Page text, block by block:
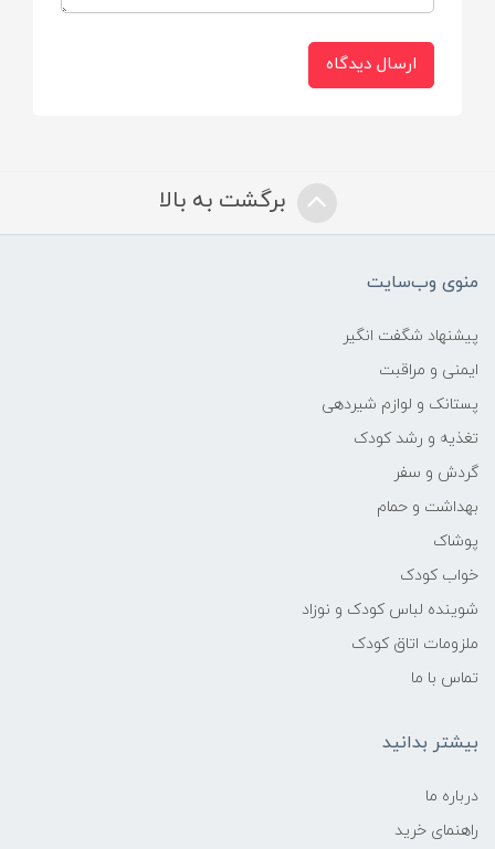
ارسال دیدگاه
برگشت به بالا
منوی وب‌سایت
پیشنهاد شگفت انگیر
ایمنی و مراقبت
پستانک و لوازم شیردهی
تغذیه و رشد کودک
گردش و سفر
بهداشت و حمام
پوشاک
خواب کودک
شوینده لباس کودک و نوزاد
ملزومات اتاق کودک
تماس با ما
بیشتر بدانید
درباره ما
راهنمای خرید